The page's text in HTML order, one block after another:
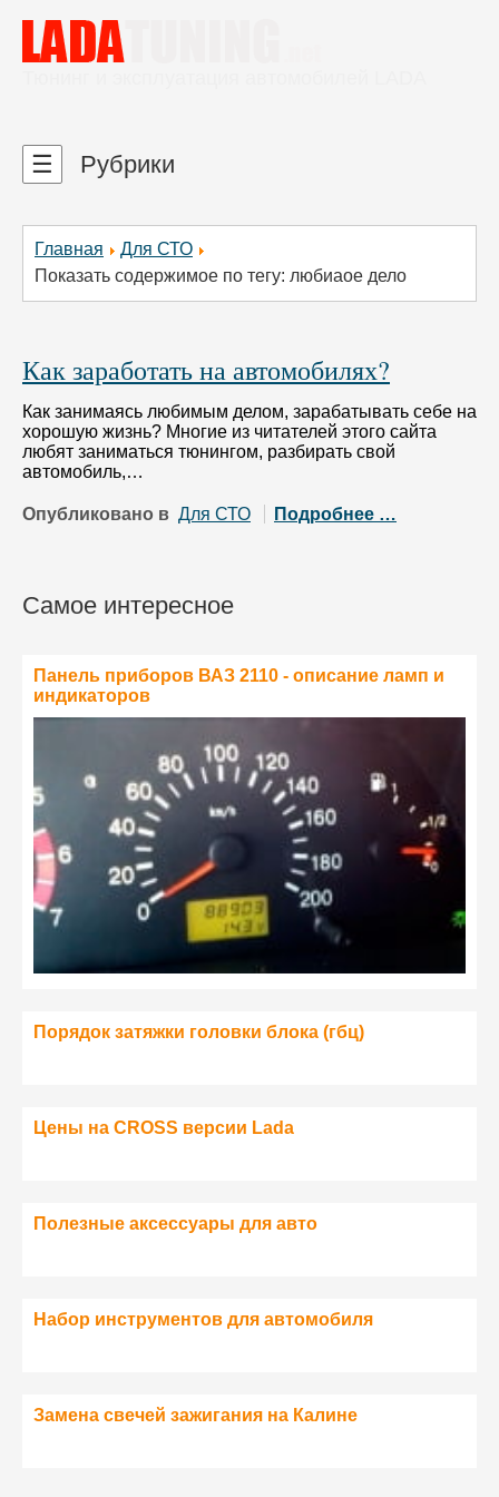
Главная
Для СТО
Показать содержимое по тегу: любиаое дело
Как заработать на автомобилях?
Как занимаясь любимым делом, зарабатывать себе на
хорошую жизнь? Многие из читателей этого сайта
любят заниматься тюнингом, разбирать свой
автомобиль,…
Опубликовано в Для СТО Подробнее …
Самое интересное
Панель приборов ВАЗ 2110 - описание ламп и
индикаторов
Порядок затяжки головки блока (гбц)
Цены на CROSS версии Lada
Полезные аксессуары для авто
Набор инструментов для автомобиля
Замена свечей зажигания на Калине
☰ Рубрики